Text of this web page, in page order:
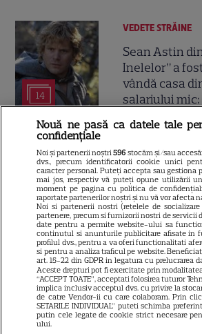
14
VEDETE STRĂINE
Sean Astin
Inelelor” a
vândă casa
salariului mic:
14
VEDETE STRĂINE
Elon Musk,
regizorului
care a
despre viața
de minute
VEDETE STRĂINE
Marvel are
Panther.
Nouă ne pasă ca datele tale
confidențiale
Noi și partenerii noștri596 stocăm și/sau
dvs., precum identificatorii cookie unici
caracter personal. Puteți accepta sau gestiona
mai jos, respectiv vă puteți opune utilizării
moment pe pagina cu politica de
raportate partenerilor noștri și nu vă vor afecta
Noi si partenerii nostri (retelele de
partenere, precum si furnizorii nostri de servicii
date pentru a permite website-ului sa
continutul si anunturile publicitare afisate in
profilul dvs., pentru a va oferi functionalitati
si pentru a analiza traficul pe website.
art. 15-22 din GDPR in legatura cu prelucrarea
Aceste drepturi pot fi exercitate prin
“ACCEPT TOATE”, acceptati folosirea tuturor
implica inclusiv acceptul dvs. cu privire la
de catre Vendor-ii cu care colaboram. Prin
SETARILE INDIVIDUAL” puteti schimba
putin cele legate de cookie strict necesare
ului.